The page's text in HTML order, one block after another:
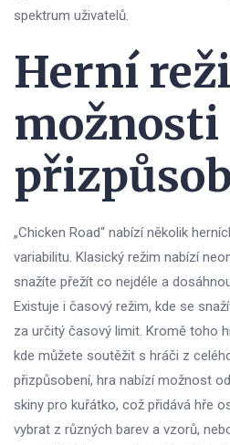
spektrum uživatelů.
Herní
možnosti
„Chicken Road“ nabízí několik
variabilitu. Klasický režim nabízí
snažíte přežít co nejdéle a
Existuje i časový režim, kde se
za určitý časový limit. Kromě toho
kde můžete soutěžit s hráči z
přizpůsobení, hra nabízí možnost
skiny pro kuřátko, což přidává hře
vybrat z různých barev a vzorů,